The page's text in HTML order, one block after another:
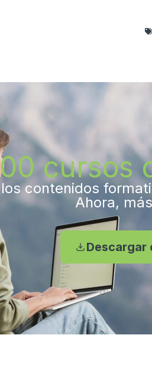
cursos
contenidos
Ahora,
Descargar